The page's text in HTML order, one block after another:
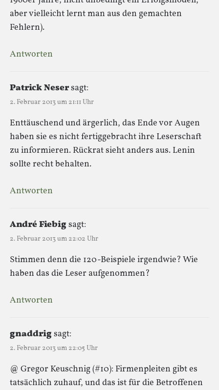
aber vielleicht lernt man aus den gemachten
Fehlern).
Antworten
Patrick Nesersagt:
2. Februar 2013 um 21:11 Uhr
Enttäuschend und ärgerlich, das Ende vor Augen
haben sie es nicht fertiggebracht ihre Leserschaft
zu informieren. Rückrat sieht anders aus. Lenin
sollte recht behalten.
Antworten
André Fiebigsagt:
2. Februar 2013 um 22:02 Uhr
Stimmen denn die 120-Beispiele irgendwie? Wie
haben das die Leser aufgenommen?
Antworten
gnaddrigsagt:
2. Februar 2013 um 22:05 Uhr
@ Gregor Keuschnig (#10): Firmenpleiten gibt es
tatsächlich zuhauf, und das ist für die Betroffenen